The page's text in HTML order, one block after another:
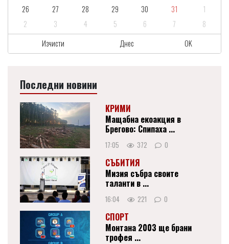
26
27 28 29 30 31
1
2
3 4 5 6 7
8
Изчисти
Днес OK
Последни новини
КРИМИ
Мащабна екоакция в
Брегово: Спипаха ...
17:05 372 0
СЪБИТИЯ
Мизия събра своите
таланти в ...
16:04 221 0
СПОРТ
Монтана 2003 ще брани
трофея ...